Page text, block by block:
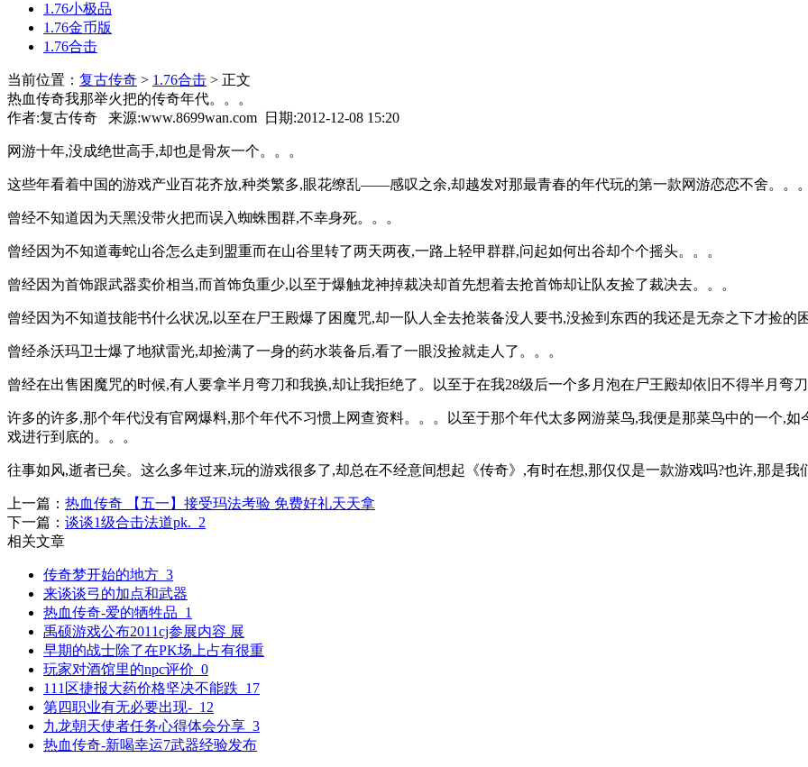
1.76小极品
1.76金币版
1.76合击
当前位置： 复古传奇 > 1.76合击 > 正文
热血传奇我那举火把的传奇年代。。。
作者:复古传奇 来源:www.8699wan.com 日期:2012-12-08 15:20
网游十年,没成绝世高手,却也是骨灰一个。。。
这些年看着中国的游戏产业百花齐放,种类繁多,眼花缭乱——感叹之余,却越发对那最青春的年代玩的第一款网游恋恋不舍。。。
曾经不知道因为天黑没带火把而误入蜘蛛围群,不幸身死。。。
曾经因为不知道毒蛇山谷怎么走到盟重而在山谷里转了两天两夜,一路上轻甲群群,问起如何出谷却个个摇头。。。
曾经因为首饰跟武器卖价相当,而首饰负重少,以至于爆触龙神掉裁决却首先想着去抢首饰却让队友捡了裁决去。。。
曾经因为不知道技能书什么状况,以至在尸王殿爆了困魔咒,却一队人全去抢装备没人要书,没捡到东西的我还是无奈之下才捡的
曾经杀沃玛卫士爆了地狱雷光,却捡满了一身的药水装备后,看了一眼没捡就走人了。。。
曾经在出售困魔咒的时候,有人要拿半月弯刀和我换,却让我拒绝了。以至于在我28级后一个多月泡在尸王殿却依旧不得半月弯
许多的许多,那个年代没有官网爆料,那个年代不习惯上网查资料。。。以至于那个年代太多网游菜鸟,我便是那菜鸟中的一个,
戏进行到底的。。。
往事如风,逝者已矣。这么多年过来,玩的游戏很多了,却总在不经意间想起《传奇》,有时在想,那仅仅是一款游戏吗?也许,那是我
上一篇： 热血传奇 【五一】接受玛法考验 免费好礼天天拿
下一篇： 谈谈1级合击法道pk._2
相关文章
传奇梦开始的地方_3
来谈谈弓的加点和武器
热血传奇-爱的牺牲品_1
禹硕游戏公布2011cj参展内容 展
早期的战士除了在PK场上占有很重
玩家对酒馆里的npc评价_0
111区捷报大药价格坚决不能跌_17
第四职业有无必要出现-_12
九龙朝天使者任务心得体会分享_3
热血传奇-新喝幸运7武器经验发布